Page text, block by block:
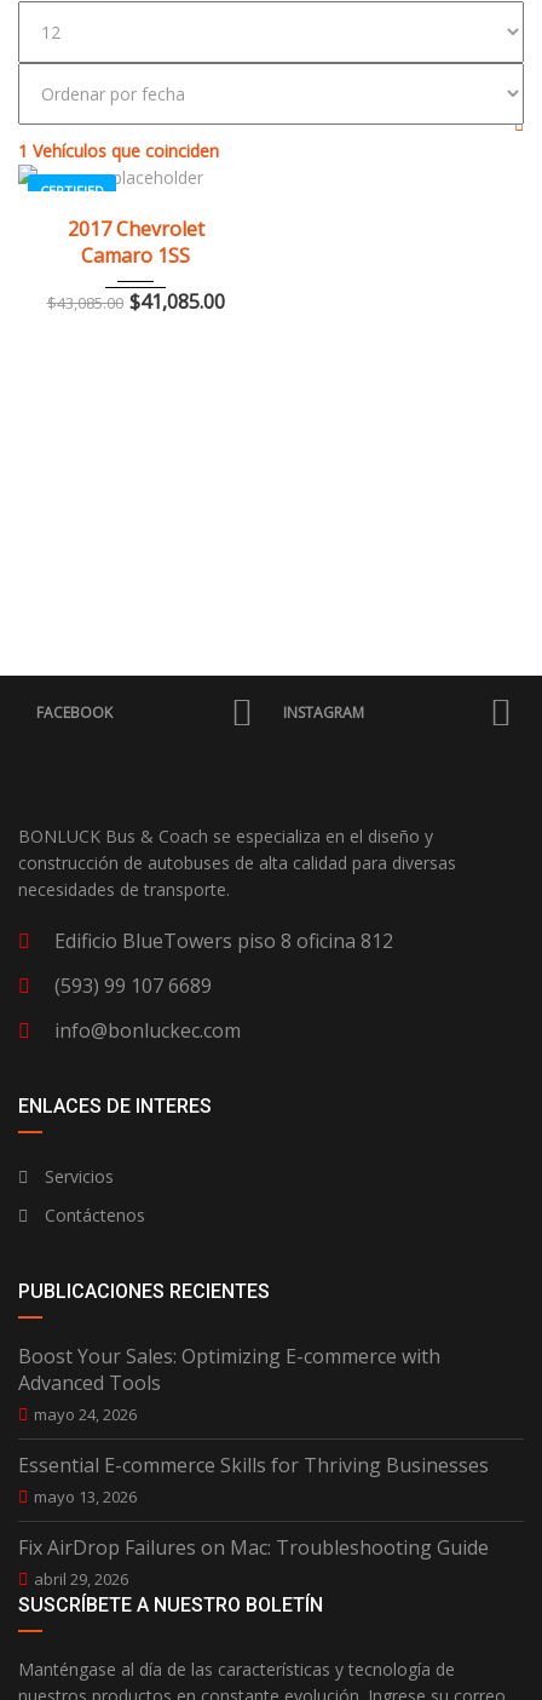
1 Vehículos que coinciden
CERTIFIED
2017 Z0481
2017 Chevrolet
Camaro 1SS
$43,085.00 $41,085.00
FACEBOOK INSTAGRAM
BONLUCK Bus & Coach se especializa en el diseño y
construcción de autobuses de alta calidad para diversas
necesidades de transporte.
Edificio BlueTowers piso 8 oficina 812
(593) 99 107 6689
info@bonluckec.com
ENLACES DE INTERES
Servicios
Contáctenos
PUBLICACIONES RECIENTES
Boost Your Sales: Optimizing E-commerce with
Advanced Tools
mayo 24, 2026
Essential E-commerce Skills for Thriving Businesses
mayo 13, 2026
Fix AirDrop Failures on Mac: Troubleshooting Guide
abril 29, 2026
SUSCRÍBETE A NUESTRO BOLETÍN
Manténgase al día de las características y tecnología de